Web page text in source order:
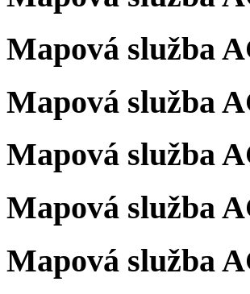
Mapová služba
Mapová služba
Mapová služba
Mapová služba
Mapová služba